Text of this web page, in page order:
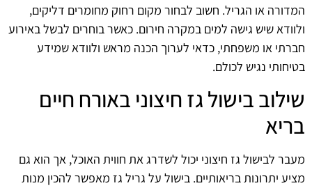
המדורה או הגריל. חשוב לבחור מקום רחוק מחומרים דליקים,
ולוודא שיש גישה למים במקרה חירום. כאשר בוחרים לבשל באירוע
חברתי או משפחתי, כדאי לערוך הכנה מראש ולוודא שמידע
בטיחותי נגיש לכולם.
שילוב בישול גז חיצוני באורח חיים
בריא
מעבר לבישול גז חיצוני יכול לשדרג את חווית האוכל, אך הוא גם
מציע יתרונות בריאותיים. בישול על גריל גז מאפשר להכין מנות